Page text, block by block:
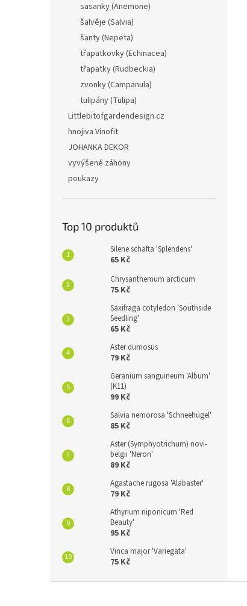
sasanky (Anemone)
šalvěje (Salvia)
šanty (Nepeta)
třapatkovky (Echinacea)
třapatky (Rudbeckia)
zvonky (Campanula)
tulipány (Tulipa)
Littlebitofgardendesign.cz
hnojiva Vínofit
JOHANKA DEKOR
vyvýšené záhony
poukazy
Top 10 produktů
Silene schafta 'Splendens'
65 Kč
Chrysanthemum arcticum
75 Kč
Saxifraga cotyledon 'Southside
Seedling'
65 Kč
Aster dumosus
79 Kč
Geranium sanguineum 'Album'
(K11)
99 Kč
Salvia nemorosa 'Schneehügel'
85 Kč
Aster (Symphyotrichum) novi-
belgii 'Neron'
89 Kč
Agastache rugosa 'Alabaster'
79 Kč
Athyrium niponicum 'Red
Beauty'
95 Kč
Vinca major 'Variegata'
75 Kč